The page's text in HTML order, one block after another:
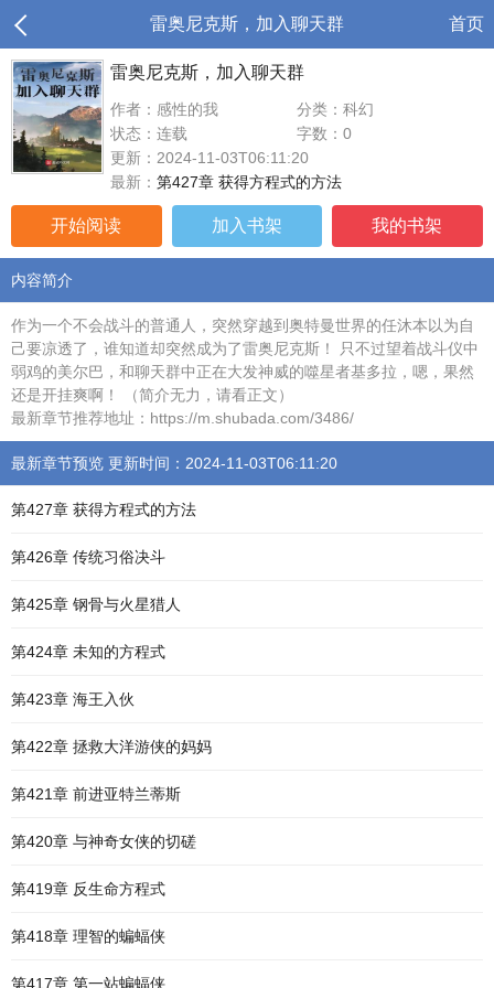
雷奥尼克斯，加入聊天群 首页
雷奥尼克斯，加入聊天群
作者：感性的我
分类：科幻
状态：连载
字数：0
更新：2024-11-03T06:11:20
最新： 第427章 获得方程式的方法
开始阅读 加入书架 我的书架
内容简介
作为一个不会战斗的普通人，突然穿越到奥特曼世界的任沐本以为自
己要凉透了，谁知道却突然成为了雷奥尼克斯！ 只不过望着战斗仪中
弱鸡的美尔巴，和聊天群中正在大发神威的噬星者基多拉，嗯，果然
还是开挂爽啊！ （简介无力，请看正文）
最新章节推荐地址：https://m.shubada.com/3486/
最新章节预览 更新时间：2024-11-03T06:11:20
第427章 获得方程式的方法
第426章 传统习俗决斗
第425章 钢骨与火星猎人
第424章 未知的方程式
第423章 海王入伙
第422章 拯救大洋游侠的妈妈
第421章 前进亚特兰蒂斯
第420章 与神奇女侠的切磋
第419章 反生命方程式
第418章 理智的蝙蝠侠
第417章 第一站蝙蝠侠